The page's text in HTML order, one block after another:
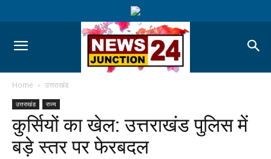
Home उत्तराखंड
उत्तराखंड राज्य
कुर्सियों का खेल: उत्तराखंड पुलिस में
बड़े स्तर पर फेरबदल